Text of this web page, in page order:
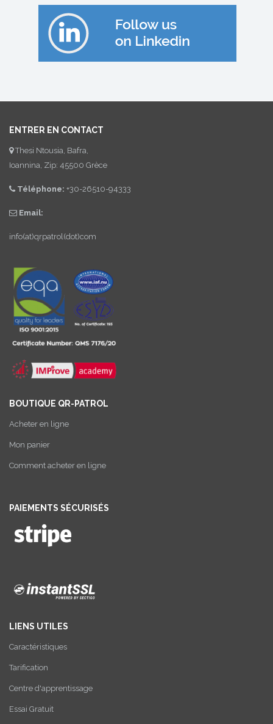
ENTRER EN CONTACT
Thesi Ntousia, Bafra,
Ioannina, Zip: 45500 Grèce
Téléphone: +30-26510-94333
Email:
info(at)qrpatrol(dot)com
BOUTIQUE QR-PATROL
Acheter en ligne
Mon panier
Comment acheter en ligne
PAIEMENTS SÉCURISÉS
LIENS UTILES
Caractéristiques
Tarification
Centre d'apprentissage
Essai Gratuit